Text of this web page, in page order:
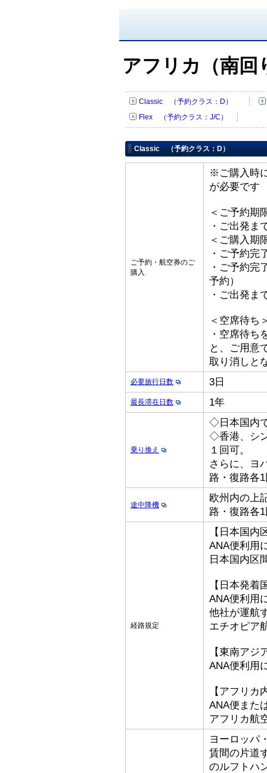
アフリカ（南回
Classic （予約クラス：D）
Flex （予約クラス：J/C）
Classic （予約クラス：D）
ご予約・航空券のご
購入
※ご購入時
が必要です
＜ご予約期
・ご出発ま
＜ご購入期
・ご予約完
・ご予約完
予約）
・ご出発ま
＜空席待ち
・空席待ち
と、ご用意
取り消しと
必要旅行日数 3日
最長滞在日数 1年
乗り換え
◇日本国内
◇香港、シ
１回可。
さらに、ヨ
路・復路各
途中降機
欧州内の上
路・復路各
経路規定
【日本国内
ANA便利用
日本国内区
【日本発着
ANA便利用
他社が運航
エチオピア
【東南アジ
ANA便利用
【アフリカ
ANA便また
アフリカ航
ヨーロッパ
賃間の片道
のルフトハ